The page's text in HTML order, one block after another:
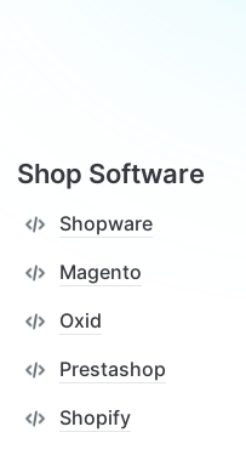
Shop Software
Shopware
Magento
Oxid
Prestashop
Shopify